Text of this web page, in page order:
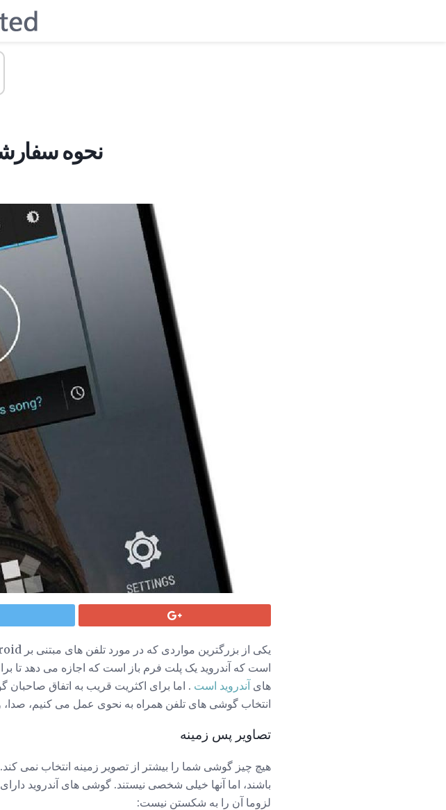
نحوه
است که آندروید یک پلت فرم باز است که اجازه می دهد تا
های آندروید است . اما برای اکثریت قریب به اتفاق
انتخاب گوشی های تلفن همراه به نحوی عمل می کنیم، صدا،
تصاویر پس زمینه
هیچ چیز گوشی شما را بیشتر از تصویر زمینه انتخاب نمی
باشند، اما آنها خیلی شخصی نیستند. گوشی های آندروید
لزوما آن را به شکستن نیست: